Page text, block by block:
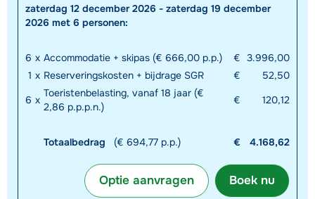
zaterdag 12 december 2026 - zaterdag 19 december
2026 met 6 personen:
6 x Accommodatie + skipas (€ 666,00 p.p.) € 3.996,00
1 x Reserveringskosten + bijdrage SGR €
52,50
6 x
Toeristenbelasting, vanaf 18 jaar (€
2,86 p.p.p.n.)
€ 120,12
Totaalbedrag (€ 694,77 p.p.) € 4.168,62
Boek nu
Optie aanvragen